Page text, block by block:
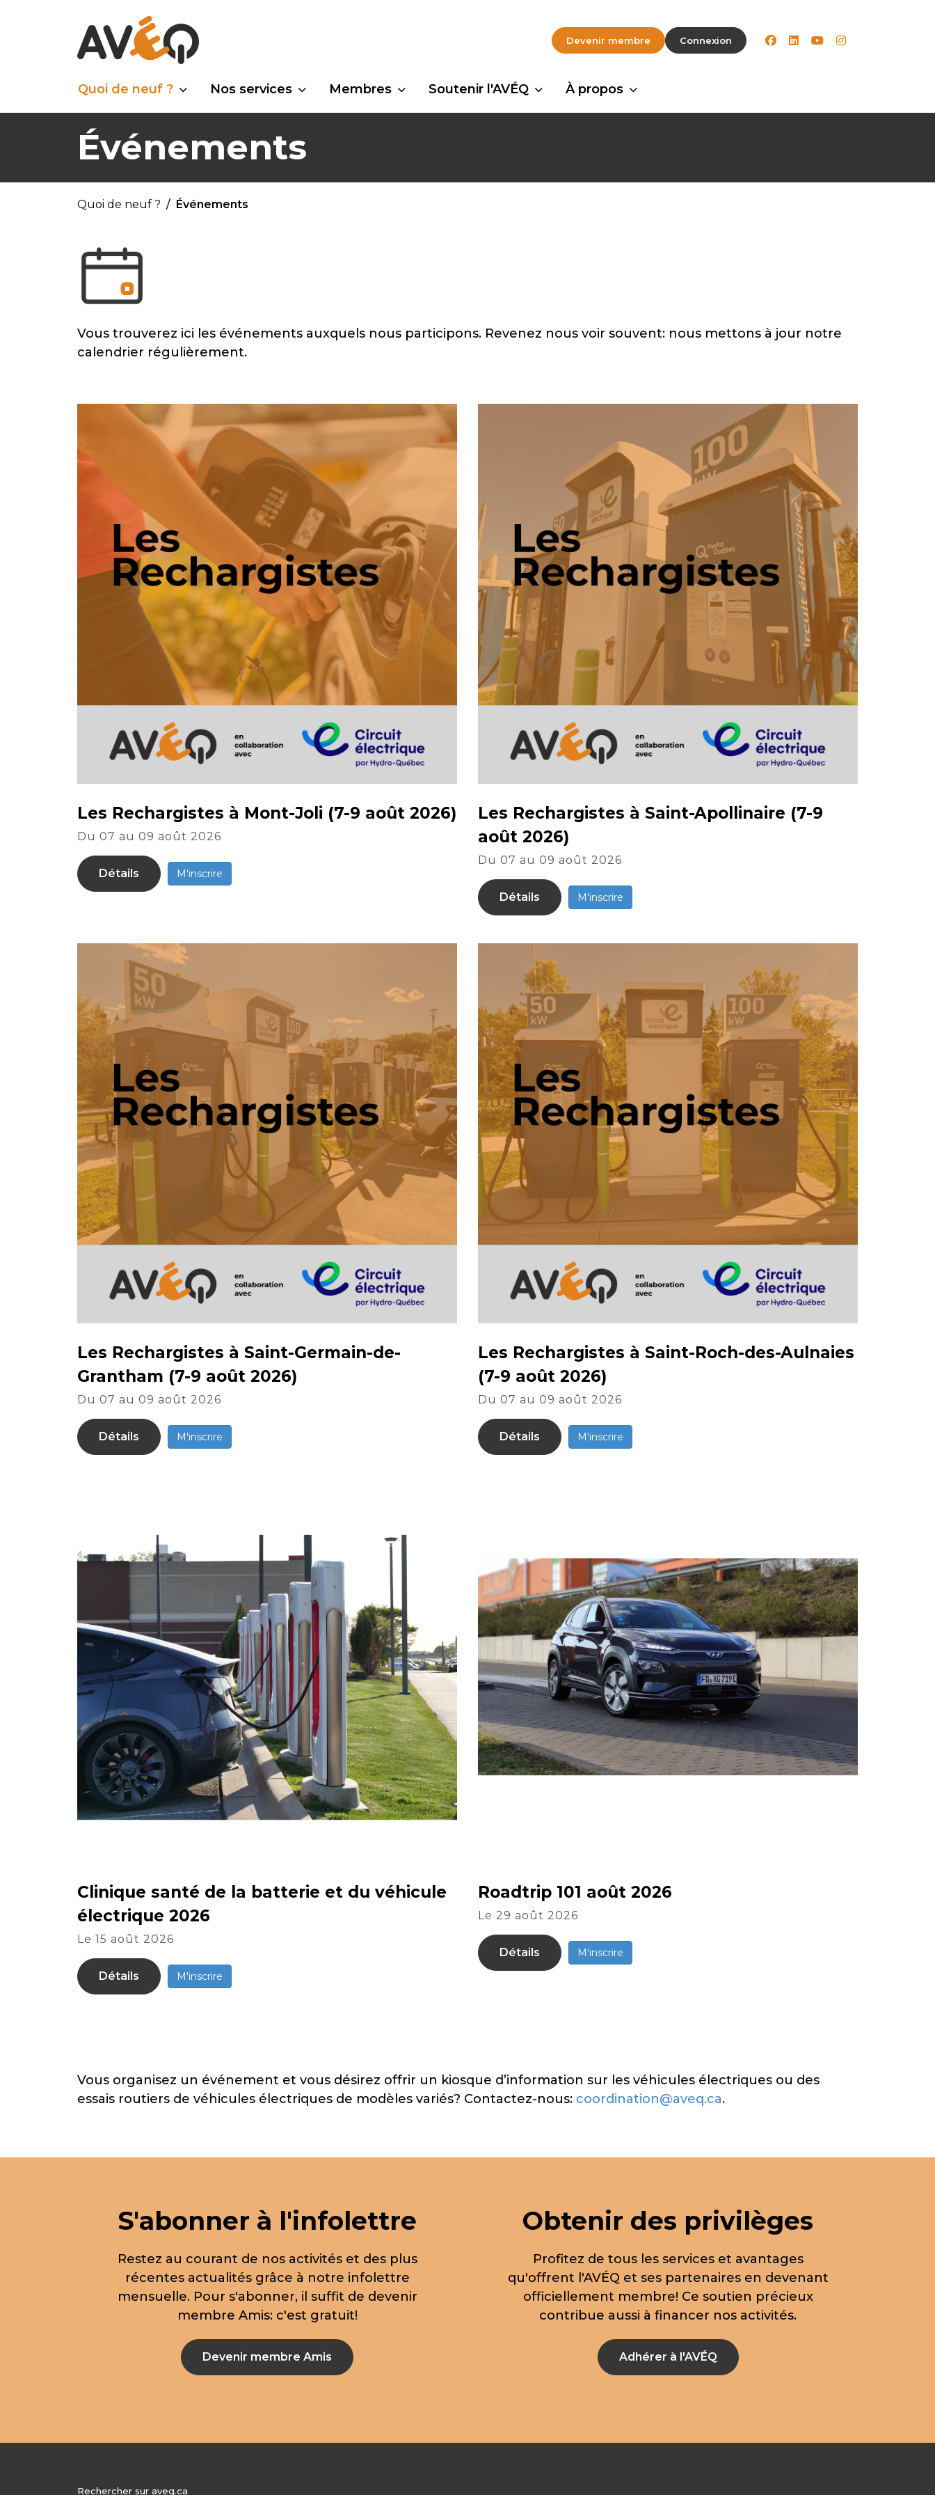
Devenir membre Connexion facebook
linkedinyoutubeinstagram
Quoi de neuf ? Nos services Membres Soutenir l'AVÉQ À propos
Événements
Quoi de neuf ? Événements
Vous trouverez ici les événements auxquels nous participons. Revenez nous voir souvent: nous mettons à jour notre
calendrier régulièrement.
Les Rechargistes à Mont-Joli (7-9 août 2026)
Du 07 au 09 août 2026
Détails M'inscrire
Les Rechargistes à Saint-Apollinaire (7-9
août 2026)
Du 07 au 09 août 2026
Détails M'inscrire
Les Rechargistes à Saint-Germain-de-
Grantham (7-9 août 2026)
Du 07 au 09 août 2026
Détails M'inscrire
Les Rechargistes à Saint-Roch-des-Aulnaies
(7-9 août 2026)
Du 07 au 09 août 2026
Détails M'inscrire
Clinique santé de la batterie et du véhicule
électrique 2026
Le 15 août 2026
Détails M'inscrire
Roadtrip 101 août 2026
Le 29 août 2026
Détails M'inscrire
Vous organisez un événement et vous désirez offrir un kiosque d’information sur les véhicules électriques ou des
essais routiers de véhicules électriques de modèles variés? Contactez-nous: coordination@aveq.ca.
S'abonner à l'infolettre
Restez au courant de nos activités et des plus
récentes actualités grâce à notre infolettre
mensuelle. Pour s'abonner, il suffit de devenir
membre Amis: c'est gratuit!
Devenir membre Amis
Obtenir des privilèges
Profitez de tous les services et avantages
qu'offrent l'AVÉQ et ses partenaires en devenant
officiellement membre! Ce soutien précieux
contribue aussi à financer nos activités.
Adhérer à l'AVÉQ
Rechercher sur aveq.ca